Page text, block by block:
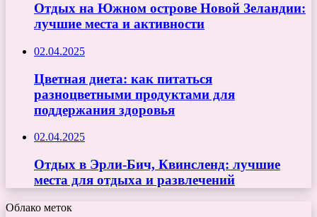
Отдых на Южном острове Новой Зеландии:
лучшие места и активности
02.04.2025
Цветная диета: как питаться
разноцветными продуктами для
поддержания здоровья
02.04.2025
Отдых в Эрли-Бич, Квинсленд: лучшие
места для отдыха и развлечений
Облако меток